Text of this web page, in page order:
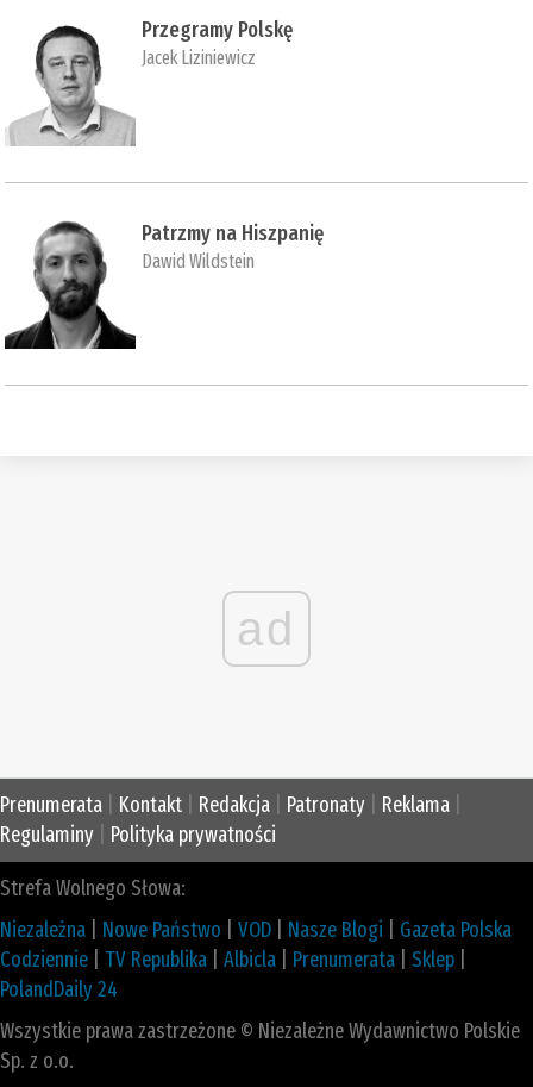
Przegramy Polskę
Jacek Liziniewicz
Patrzmy na Hiszpanię
Dawid Wildstein
ad
Prenumerata Kontakt Redakcja Patronaty Reklama
Regulaminy
Polityka prywatności
Strefa Wolnego Słowa:
Niezależna
Nowe Państwo VOD Nasze Blogi
Gazeta Polska
Codziennie
TV Republika Albicla Prenumerata Sklep
PolandDaily 24
Wszystkie prawa zastrzeżone © Niezależne Wydawnictwo Polskie
Sp. z o.o.